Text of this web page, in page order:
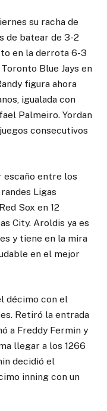
su racha de
de batear de 3-2
en la derrota 6-3
Blue Jays en
figura ahora
igualada con
Palmeiro. Yordan
consecutivos
escaño entre los
Ligas
Sox en 12
City. Aroldis ya es
y tiene en la mira
en el mejor
décimo con el
Retiró la entrada
a Freddy Fermin y
llegar a los 1266
decidió el
inning con un